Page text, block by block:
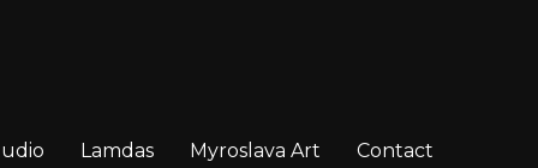
Lamdas Myroslava Art Contact